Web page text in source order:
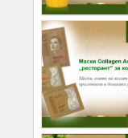
Login
FB
login
Registration